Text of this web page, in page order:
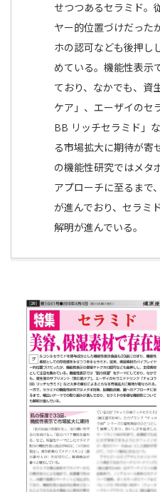
せつつあるセラミド。
ヤー的位置づけだった
ホの認可なども後押し
めている。機能性表示
ており、なかでも、資
ケア」、エーザイのセ
BB リッチセラミド」
る市場拡大に期待が寄
の機能性研究ではメタ
アプローチに至るまで
が進んでおり、セラミ
解明が進んでいる。